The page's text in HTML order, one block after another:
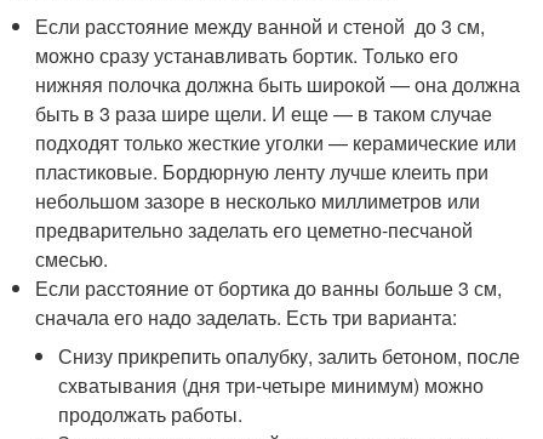
Если расстояние между ванной и стеной до 3 см,
можно сразу устанавливать бортик. Только его
нижняя полочка должна быть широкой — она должна
быть в 3 раза шире щели. И еще — в таком случае
подходят только жесткие уголки — керамические или
пластиковые. Бордюрную ленту лучше клеить при
небольшом зазоре в несколько миллиметров или
предварительно заделать его цеметно-песчаной
смесью.
Если расстояние от бортика до ванны больше 3 см,
сначала его надо заделать. Есть три варианта:
Снизу прикрепить опалубку, залить бетоном, после
схватывания (дня три-четыре минимум) можно
продолжать работы.